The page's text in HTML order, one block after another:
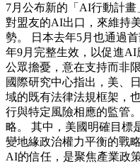
7月公布新的「AI行動計
對盟友的AI出口，來維持
勢。 日本去年5月也通過
年9月完整生效，以促進
公眾擔憂，意在支持而非
國際研究中心指出，美、
域的既有法律法規框架，
行與特定風險相應的監管
略。 其中，美國明確目標
變地緣政治權力平衡的戰
AI的信任，是聚焦產業政